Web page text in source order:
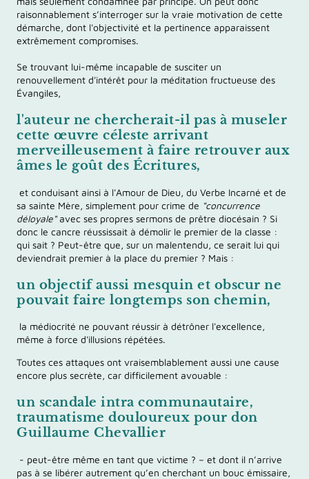
raisonnablement s’interroger sur la vraie motivation de cette
démarche, dont l'objectivité et la pertinence apparaissent
extrêmement compromises.
Se trouvant lui-même incapable de susciter un
renouvellement d'intérêt pour la méditation fructueuse des
Évangiles,
l'auteur ne chercherait-il pas à museler
cette œuvre céleste arrivant
merveilleusement à faire retrouver aux
âmes le goût des Écritures,
et conduisant ainsi à l'Amour de Dieu, du Verbe Incarné et de
sa sainte Mère, simplement pour crime de "concurrence
déloyale"avec ses propres sermons de prêtre diocésain ? Si
donc le cancre réussissait à démolir le premier de la classe :
qui sait ? Peut-être que, sur un malentendu, ce serait lui qui
deviendrait premier à la place du premier ? Mais :
un objectif aussi mesquin et obscur ne
pouvait faire longtemps son chemin,
la médiocrité ne pouvant réussir à détrôner l'excellence,
même à force d'illusions répétées.
Toutes ces attaques ont vraisemblablement aussi une cause
encore plus secrète, car difficilement avouable :
un scandale intra communautaire,
traumatisme douloureux pour don
Guillaume Chevallier
- peut-être même en tant que victime ? – et dont il n’arrive
pas à se libérer autrement qu’en cherchant un bouc émissaire,